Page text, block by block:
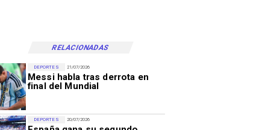
RELACIONADAS
21/07/2026
Messi habla tras derrota en
final del Mundial
DEPORTES
20/07/2026
DEPORTES